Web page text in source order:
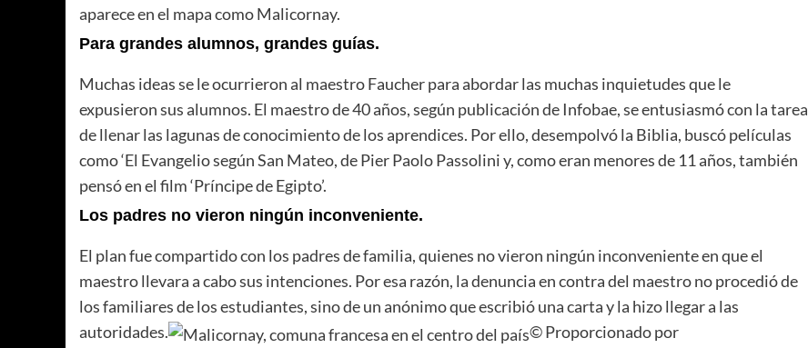
aparece en el mapa como Malicornay.
Para grandes alumnos, grandes guías.
Muchas ideas se le ocurrieron al maestro Faucher para abordar las muchas inquietudes que le
expusieron sus alumnos. El maestro de 40 años, según publicación de Infobae, se entusiasmó con la tarea
de llenar las lagunas de conocimiento de los aprendices. Por ello, desempolvó la Biblia, buscó películas
como ‘El Evangelio según San Mateo, de Pier Paolo Passolini y, como eran menores de 11 años, también
pensó en el film ‘Príncipe de Egipto’.
Los padres no vieron ningún inconveniente.
El plan fue compartido con los padres de familia, quienes no vieron ningún inconveniente en que el
maestro llevara a cabo sus intenciones. Por esa razón, la denuncia en contra del maestro no procedió de
los familiares de los estudiantes, sino de un anónimo que escribió una carta y la hizo llegar a las
autoridades.
© Proporcionado por